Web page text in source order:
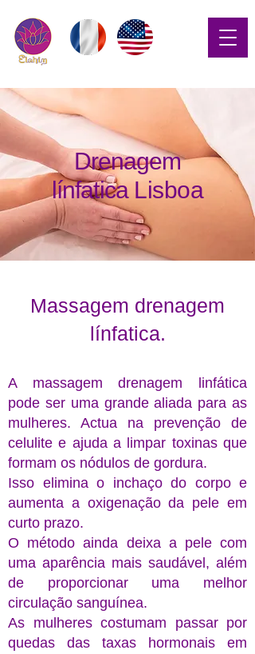
Drenagem
línfaticaLisboa
Massagem drenagem
línfatica.
A massagem drenagem linfática
pode ser uma grande aliada para as
mulheres. Actua na prevenção de
celulite e ajuda a limpar toxinas que
formam os nódulos de gordura.
Isso elimina o inchaço do corpo e
aumenta a oxigenação da pele em
curto prazo.
O método ainda deixa a pele com
uma aparência mais saudável, além
de proporcionar uma melhor
circulação sanguínea.
As mulheres costumam passar por
quedas das taxas hormonais em